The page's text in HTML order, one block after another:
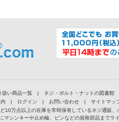
扱い商品一覧 |
ネジ・ボルト・ナットの図書館
| ログイン | お問い合わせ |
サイトマッ
10万点以上の在庫を常時保有しているネジ通販
マシンキーや止め輪、ピンなどの規格部品まで